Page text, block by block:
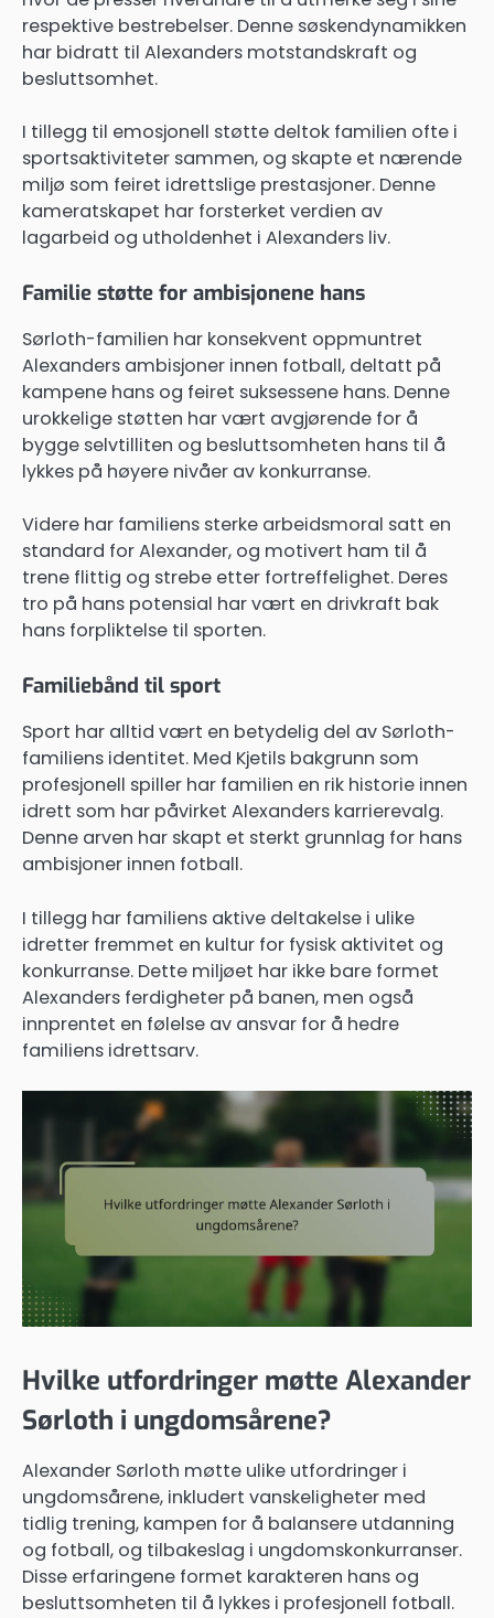
respektive bestrebelser. Denne søskendynamikken
har bidratt til Alexanders motstandskraft og
besluttsomhet.
I tillegg til emosjonell støtte deltok familien ofte i
sportsaktiviteter sammen, og skapte et nærende
miljø som feiret idrettslige prestasjoner. Denne
kameratskapet har forsterket verdien av
lagarbeid og utholdenhet i Alexanders liv.
Familie støtte for ambisjonene hans
Sørloth-familien har konsekvent oppmuntret
Alexanders ambisjoner innen fotball, deltatt på
kampene hans og feiret suksessene hans. Denne
urokkelige støtten har vært avgjørende for å
bygge selvtilliten og besluttsomheten hans til å
lykkes på høyere nivåer av konkurranse.
Videre har familiens sterke arbeidsmoral satt en
standard for Alexander, og motivert ham til å
trene flittig og strebe etter fortreffelighet. Deres
tro på hans potensial har vært en drivkraft bak
hans forpliktelse til sporten.
Familiebånd til sport
Sport har alltid vært en betydelig del av Sørloth-
familiens identitet. Med Kjetils bakgrunn som
profesjonell spiller har familien en rik historie innen
idrett som har påvirket Alexanders karrierevalg.
Denne arven har skapt et sterkt grunnlag for hans
ambisjoner innen fotball.
I tillegg har familiens aktive deltakelse i ulike
idretter fremmet en kultur for fysisk aktivitet og
konkurranse. Dette miljøet har ikke bare formet
Alexanders ferdigheter på banen, men også
innprentet en følelse av ansvar for å hedre
familiens idrettsarv.
Hvilke utfordringer møtte Alexander
Sørloth i ungdomsårene?
Alexander Sørloth møtte ulike utfordringer i
ungdomsårene, inkludert vanskeligheter med
tidlig trening, kampen for å balansere utdanning
og fotball, og tilbakeslag i ungdomskonkurranser.
Disse erfaringene formet karakteren hans og
besluttsomheten til å lykkes i profesjonell fotball.